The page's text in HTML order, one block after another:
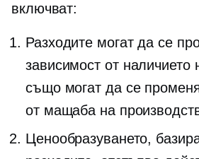
включват:
Разходите могат да се
зависимост от наличието
също могат да се
от мащаба на
Ценообразуването,